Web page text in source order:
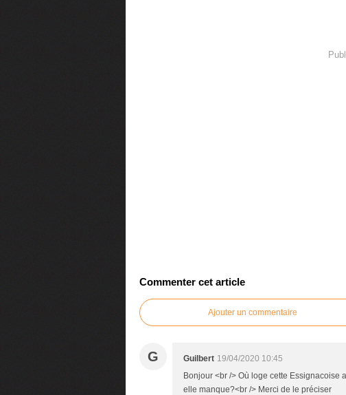
Commenter cet article
Ajouter un commentaire
G Guilbert 19/04/2020 10:45
Bonjour <br /> Où loge cette
elle manque?<br /> Merci de le préciser